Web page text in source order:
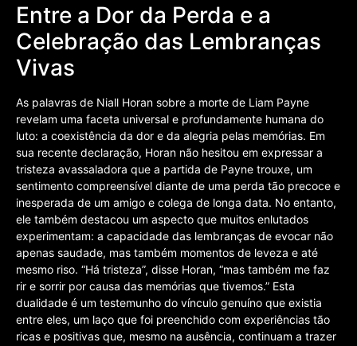
Entre a Dor da Perda e a
Celebração das Lembranças
Vivas
As palavras de Niall Horan sobre a morte de Liam Payne
revelam uma faceta universal e profundamente humana do
luto: a coexistência da dor e da alegria pelas memórias. Em
sua recente declaração, Horan não hesitou em expressar a
tristeza avassaladora que a partida de Payne trouxe, um
sentimento compreensível diante de uma perda tão precoce e
inesperada de um amigo e colega de longa data. No entanto,
ele também destacou um aspecto que muitos enlutados
experimentam: a capacidade das lembranças de evocar não
apenas saudade, mas também momentos de leveza e até
mesmo riso. “Há tristeza”, disse Horan, “mas também me faz
rir e sorrir por causa das memórias que tivemos.” Esta
dualidade é um testemunho do vínculo genuíno que existia
entre eles, um laço que foi preenchido com experiências tão
ricas e positivas que, mesmo na ausência, continuam a trazer